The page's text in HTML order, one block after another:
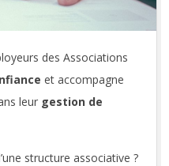
des Associations
et accompagne
leur gestion de
structure associative ?